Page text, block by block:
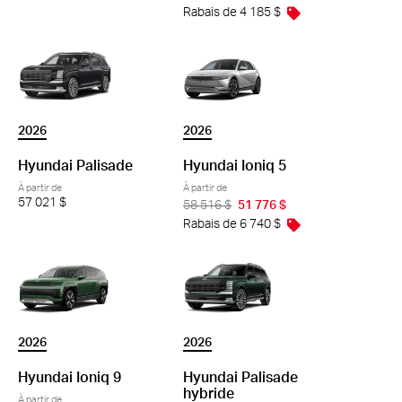
Rabais de 4 185 $
2026
Hyundai Palisade
À partir de
57 021 $
2026
Hyundai Ioniq 5
À partir de
58 516 $ 51 776 $
Rabais de 6 740 $
2026
Hyundai Ioniq 9
À partir de
2026
Hyundai Palisade
hybride